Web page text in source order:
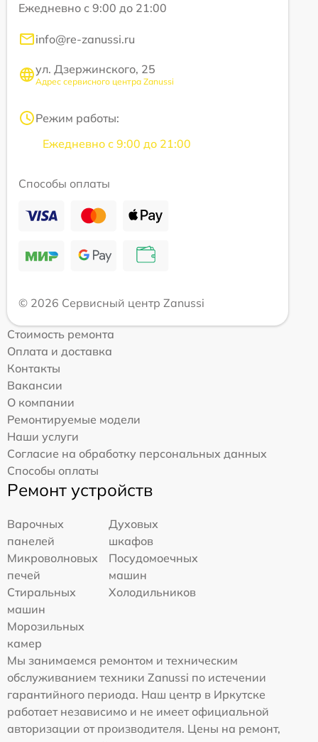
Ежедневно с 9:00 до 21:00
info@re-zanussi.ru
ул. Дзержинского, 25
Адрес сервисного центра Zanussi
Режим работы:
Ежедневно с 9:00 до 21:00
Способы оплаты
© 2026 Сервисный центр Zanussi
Стоимость ремонта
Оплата и доставка
Контакты
Вакансии
О компании
Ремонтируемые модели
Наши услуги
Согласие на обработку персональных данных
Способы оплаты
Ремонт устройств
Варочных
панелей
Духовых
шкафов
Микроволновых
печей
Посудомоечных
машин
Стиральных
машин
Холодильников
Морозильных
камер
Мы занимаемся ремонтом и техническим
обслуживанием техники Zanussi по истечении
гарантийного периода. Наш центр в Иркутске
работает независимо и не имеет официальной
авторизации от производителя. Цены на ремонт,